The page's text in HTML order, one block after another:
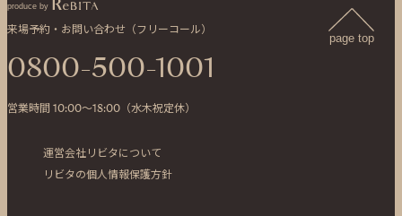
produce by
来場予約・お問い合わせ（フリーコール）
0800-500-1001
営業時間 10:00〜18:00（水木祝定休）
運営会社リビタについて
リビタの個人情報保護方針
page top